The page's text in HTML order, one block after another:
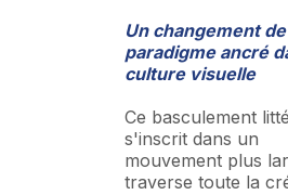
Un changement de
paradigme ancré
culture visuelle
Ce basculement
s'inscrit dans un
mouvement plus
traverse toute la